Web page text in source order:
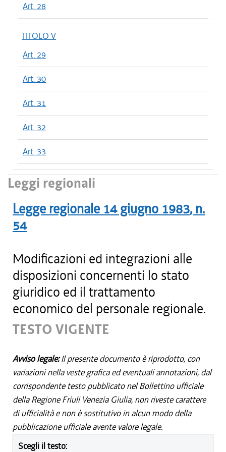
Art. 28
TITOLO V
Art. 29
Art. 30
Art. 31
Art. 32
Art. 33
Leggi regionali
Legge regionale 14 giugno 1983, n.
54
Modificazioni ed integrazioni alle
disposizioni concernenti lo stato
giuridico ed il trattamento
economico del personale regionale.
TESTO VIGENTE
Avviso legale:Il presente documento è riprodotto, con
variazioni nella veste grafica ed eventuali annotazioni, dal
corrispondente testo pubblicato nel Bollettino ufficiale
della Regione Friuli Venezia Giulia, non riveste carattere
di ufficialità e non è sostitutivo in alcun modo della
pubblicazione ufficiale avente valore legale.
Scegli il testo: